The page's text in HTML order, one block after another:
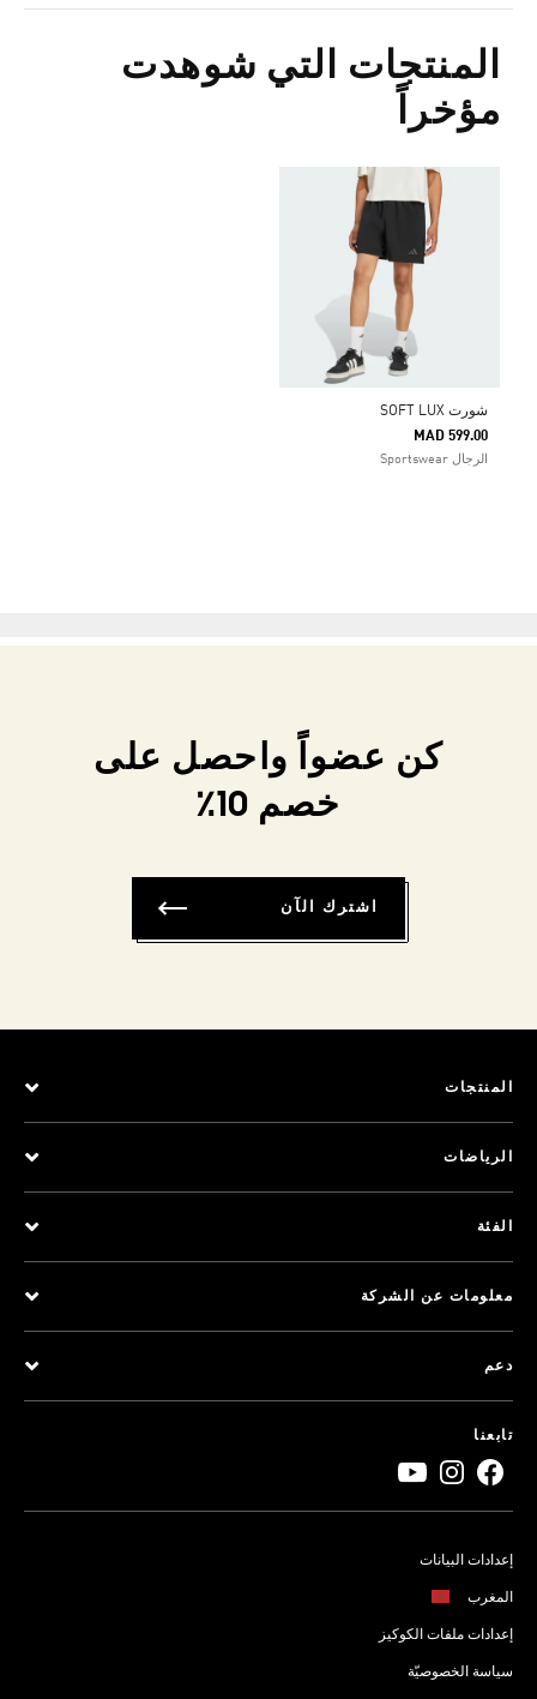
المنتجات التي شوهدت
مؤخراً
شورت SOFT LUX
MAD 599.00
الرجال Sportswear
كن عضواً واحصل على
خصم 10٪
اشترك الآن
المنتجات
الرياضات
الفئة
معلومات عن الشركة
دعم
تابعنا
إعدادات البيانات
المغرب
إعدادات ملفات الكوكيز
سياسة الخصوصيّة